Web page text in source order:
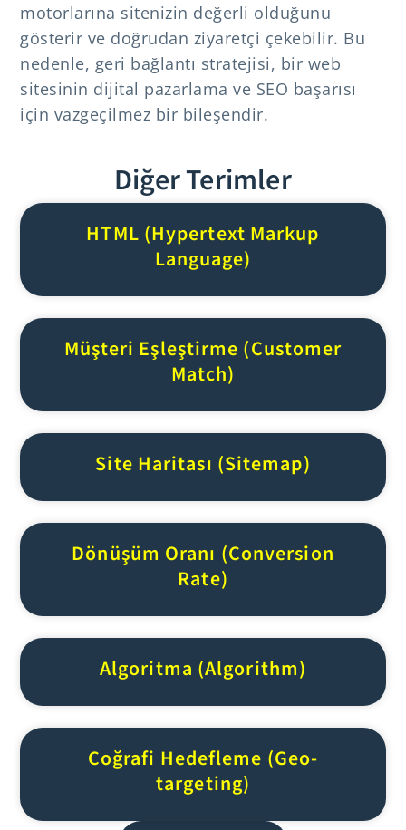
motorlarına sitenizin değerli olduğunu
gösterir ve doğrudan ziyaretçi çekebilir. Bu
nedenle, geri bağlantı stratejisi, bir web
sitesinin dijital pazarlama ve SEO başarısı
için vazgeçilmez bir bileşendir.
Diğer Terimler
HTML (Hypertext Markup
Language)
Müşteri Eşleştirme (Customer
Match)
Site Haritası (Sitemap)
Dönüşüm Oranı (Conversion
Rate)
Algoritma (Algorithm)
Coğrafi Hedefleme (Geo-
targeting)